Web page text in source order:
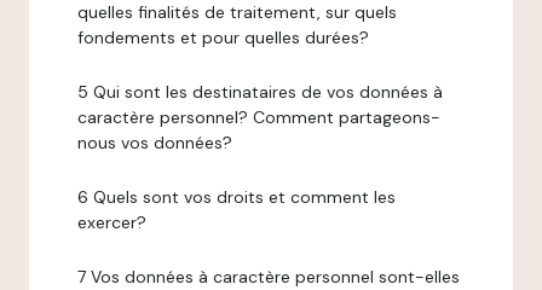
quelles finalités de traitement, sur quels
fondements et pour quelles durées?
5 Qui sont les destinataires de vos données à
caractère personnel? Comment partageons-
nous vos données?
6 Quels sont vos droits et comment les
exercer?
7 Vos données à caractère personnel sont-elles